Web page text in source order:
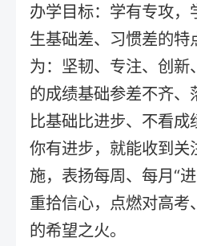
办学目标：学有专攻，
生基础差、习惯差的特
为：坚韧、专注、创新
的成绩基础参差不齐、
比基础比进步、不看成
你有进步，就能收到关
施，表扬每周、每月“
重拾信心，点燃对高考
的希望之火。